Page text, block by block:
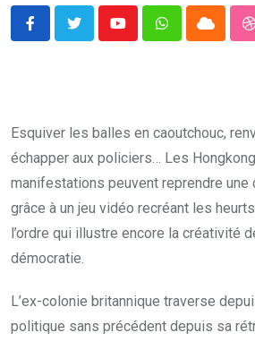
YoutubeWhatsappCloud
Esquiver les balles en caoutchouc,
échapper aux policiers… Les
manifestations peuvent reprendre une
grâce à un jeu vidéo recréant les
l’ordre qui illustre encore la créativité
démocratie.
L’ex-colonie britannique traverse
politique sans précédent depuis sa